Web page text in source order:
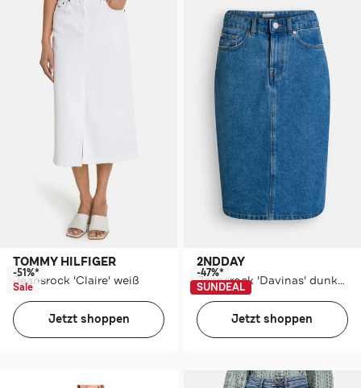
TOMMY HILFIGER
Jeansrock 'Claire' weiß
-51%*
Sale
Jetzt shoppen
2NDDAY
Jeansrock 'Davinas' dunkelblau
-47%*
SUNDEAL
Jetzt shoppen